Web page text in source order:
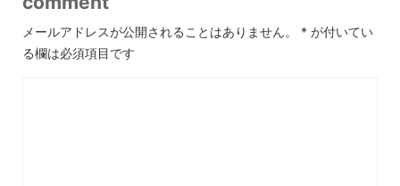
メールアドレスが公開されることはありません。 * が付いてい
る欄は必須項目です